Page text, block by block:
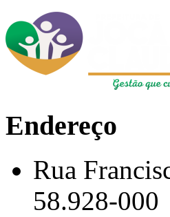
Endereço
Rua
58.928-000